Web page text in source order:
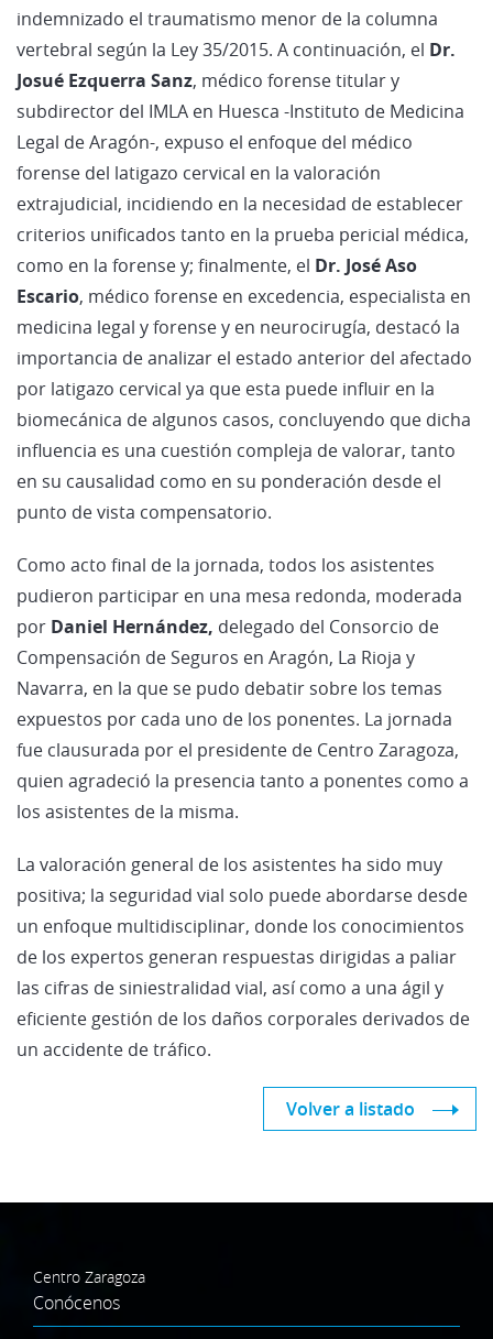
indemnizado el traumatismo menor de la columna
vertebral según la Ley 35/2015. A continuación, el Dr.
Josué Ezquerra Sanz, médico forense titular y
subdirector del IMLA en Huesca -Instituto de Medicina
Legal de Aragón-, expuso el enfoque del médico
forense del latigazo cervical en la valoración
extrajudicial, incidiendo en la necesidad de establecer
criterios unificados tanto en la prueba pericial médica,
como en la forense y; finalmente, el Dr. José Aso
Escario, médico forense en excedencia, especialista en
medicina legal y forense y en neurocirugía, destacó la
importancia de analizar el estado anterior del afectado
por latigazo cervical ya que esta puede influir en la
biomecánica de algunos casos, concluyendo que dicha
influencia es una cuestión compleja de valorar, tanto
en su causalidad como en su ponderación desde el
punto de vista compensatorio.
Como acto final de la jornada, todos los asistentes
pudieron participar en una mesa redonda, moderada
por Daniel Hernández, delegado del Consorcio de
Compensación de Seguros en Aragón, La Rioja y
Navarra, en la que se pudo debatir sobre los temas
expuestos por cada uno de los ponentes. La jornada
fue clausurada por el presidente de Centro Zaragoza,
quien agradeció la presencia tanto a ponentes como a
los asistentes de la misma.
La valoración general de los asistentes ha sido muy
positiva; la seguridad vial solo puede abordarse desde
un enfoque multidisciplinar, donde los conocimientos
de los expertos generan respuestas dirigidas a paliar
las cifras de siniestralidad vial, así como a una ágil y
eficiente gestión de los daños corporales derivados de
un accidente de tráfico.
Volver a listado
Centro Zaragoza
Conócenos